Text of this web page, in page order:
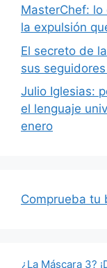
MasterChef: lo
la expulsión
El secreto de
sus
Julio Iglesias:
el lenguaje
enero
Comprueba tu
¿La Máscara 3?